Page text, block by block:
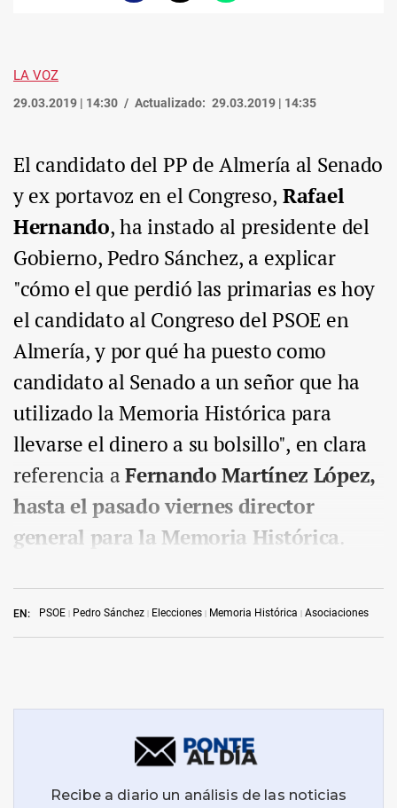
LA VOZ
29.03.2019 | 14:30 Actualizado: 29.03.2019 | 14:35
EN: PSOE Pedro Sánchez Elecciones Memoria Histórica Asociaciones
El candidato del PP de Almería al Senado
y ex portavoz en el Congreso, Rafael
Hernando, ha instado al presidente del
Gobierno, Pedro Sánchez, a explicar
"cómo el que perdió las primarias es hoy
el candidato al Congreso del PSOE en
Almería, y por qué ha puesto como
candidato al Senado a un señor que ha
utilizado la Memoria Histórica para
llevarse el dinero a su bolsillo", en clara
referencia aFernando Martínez López,
hasta el pasado viernes director
general para la Memoria Histórica.